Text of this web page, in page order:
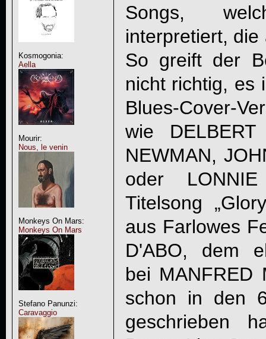
Kosmogonia:
Aella
Mourir:
Nous, le venin
Monkeys On Mars:
Monkeys On Mars
Stefano Panunzi:
Caravaggio
Songs,
interpretiert,
So greift der
nicht richtig, es
Blues-Cover-
wie DELBERT
NEWMAN,
oder
Titelsong
aus Farlowes
D'ABO, dem
bei MANFRED
schon in den
geschrieben